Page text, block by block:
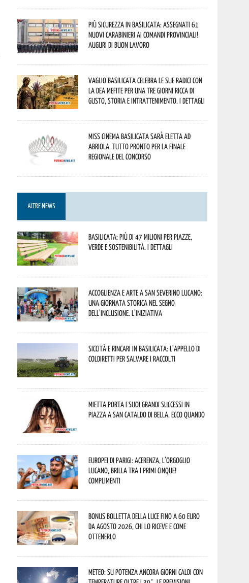
Più sicurezza in Basilicata: assegnati 61
nuovi Carabinieri ai Comandi provinciali!
Auguri di buon lavoro
Vaglio Basilicata celebra le sue radici con
la Dea Mefite per una tre giorni ricca di
gusto, storia e intrattenimento. I dettagli
Miss Cinema Basilicata sarà eletta ad
Abriola. Tutto pronto per la finale
regionale del concorso
ALTRE NEWS
Basilicata: più di 47 milioni per piazze,
verde e sostenibilità. I dettagli
Accoglienza e arte a San Severino Lucano:
una giornata storica nel segno
dell’inclusione. L’iniziativa
Siccità e rincari in Basilicata: l’appello di
Coldiretti per salvare i raccolti
Mietta porta i suoi grandi successi in
piazza a San Cataldo di Bella. Ecco quando
Europei di Parigi: Acerenza, l’orgoglio
lucano, brilla tra i primi cinque!
Complimenti
Bonus bolletta della luce fino a 60 euro
da agosto 2026, chi lo riceve e come
ottenerlo
Meteo: su Potenza ancora giorni caldi con